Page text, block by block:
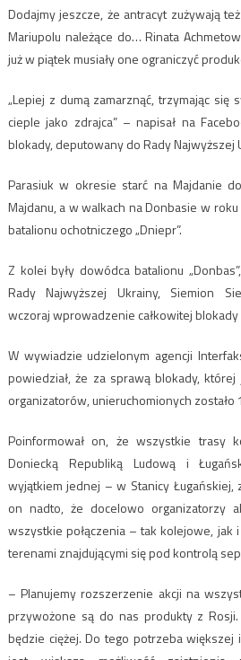
Dodajmy jeszcze, że antracyt zużywają
Mariupolu należące do… Rinata
już w piątek musiały one ograniczyć
„Lepiej z dumą zamarznąć, trzymając się
cieple jako zdrajca” – napisał na
blokady, deputowany do Rady Najwyższej
Parasiuk w okresie starć na Majdanie
Majdanu, a w walkach na Donbasie w
batalionu ochotniczego „Dniepr”.
Z kolei były dowódca batalionu
Rady Najwyższej Ukrainy, Siemion
wczoraj wprowadzenie całkowitej blokady
W wywiadzie udzielonym agencji
powiedział, że za sprawą blokady,
organizatorów, unieruchomionych
Poinformował on, że wszystkie trasy
Doniecką Republiką Ludową i
wyjątkiem jednej – w Stanicy Ługańskiej,
on nadto, że docelowo organizatorzy
wszystkie połączenia – tak kolejowe, jak
terenami znajdującymi się pod kontrolą
– Planujemy rozszerzenie akcji na
przywożone są do nas produkty z
będzie ciężej. Do tego potrzeba większej